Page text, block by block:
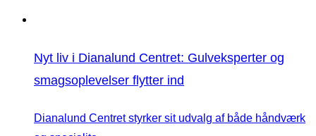
Nyt liv i Dianalund Centret: Gulveksperter og
smagsoplevelser flytter ind
Dianalund Centret styrker sit udvalg af både håndværk